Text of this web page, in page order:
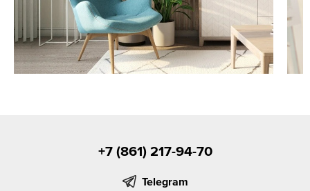
+7 (861) 217-94-70
Telegram